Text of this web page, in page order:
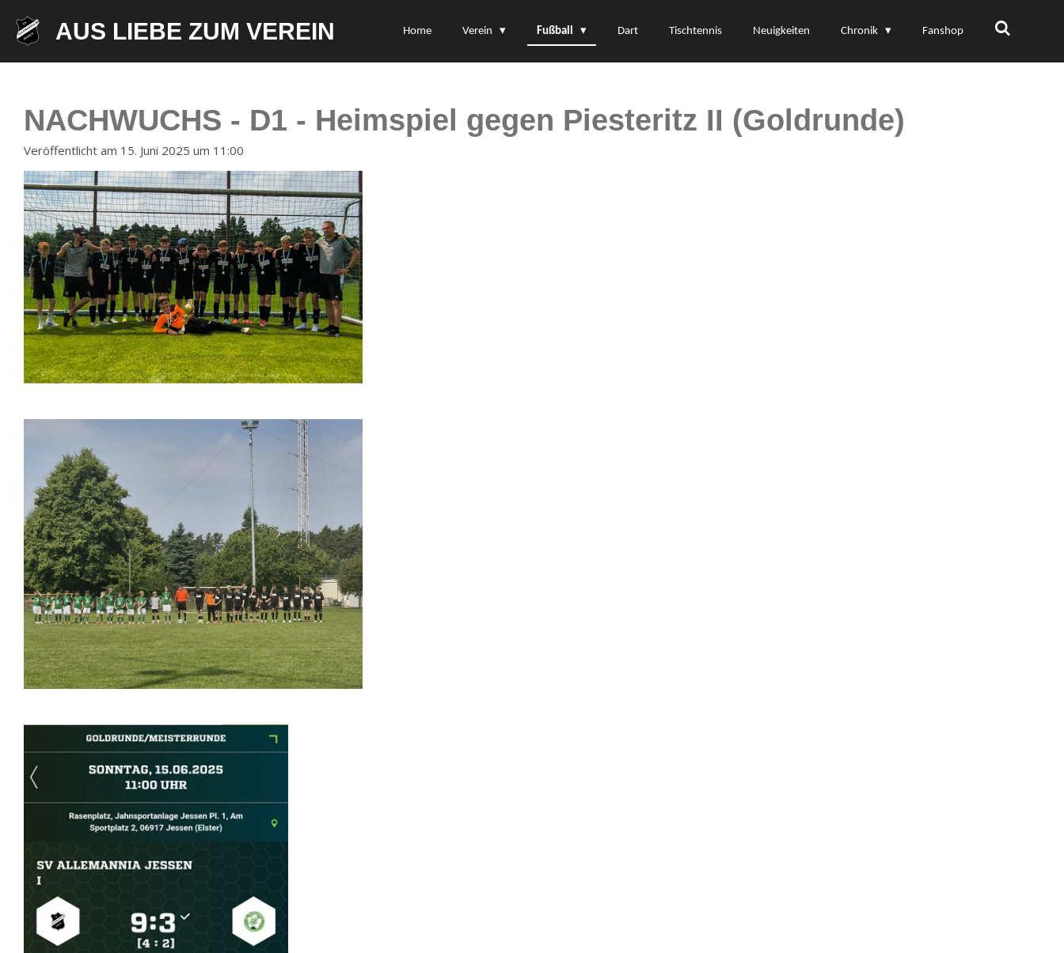
Zum
Hauptinhalt
springen
AUS LIEBE ZUM VEREIN Home Verein Fußball Dart Tischtennis Neuigkeiten Chronik Fanshop
NACHWUCHS - D1 - Heimspiel gegen Piesteritz II (Goldrunde)
Veröffentlicht am 15. Juni 2025 um 11:00